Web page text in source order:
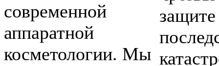
современной
аппаратной
косметологии. Мы